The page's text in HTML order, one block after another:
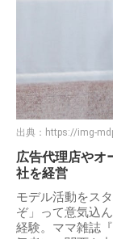
出典： https://img-
広告代理店やオ
社を経営
モデル活動をス
ぞ」って意気込
経験。ママ雑誌